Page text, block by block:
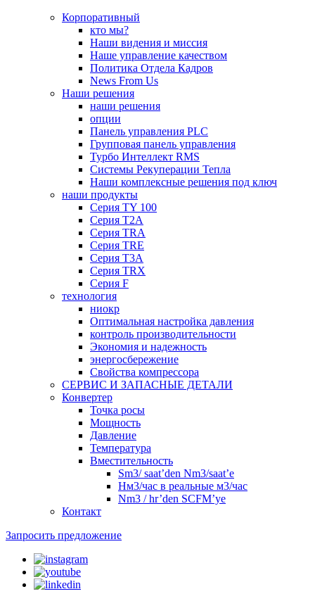
Корпоративный
кто мы?
Наши видения и миссия
Наше управление качеством
Политика Отдела Кадров
News From Us
Наши решения
наши решения
опции
Панель управления PLC
Групповая панель управления
Турбо Интеллект RMS
Системы Рекуперации Тепла
Наши комплексные решения под ключ
наши продукты
Серия TY 100
Серия Т2А
Серия TRA
Серия TRE
Серия Т3А
Серия TRX
Серия F
технология
ниокр
Оптимальная настройка давления
контроль производительности
Экономия и надежность
энергосбережение
Свойства компрессора
СЕРВИС И ЗАПАСНЫЕ ДЕТАЛИ
Конвертер
Точка росы
Мощность
Давление
Температура
Вместительность
Sm3/ saat’den Nm3/saat’e
Нм3/час в реальные м3/час
Nm3 / hr’den SCFM’ye
Контакт
Запросить предложение